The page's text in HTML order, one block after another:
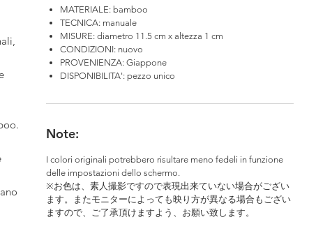
MATERIALE: bamboo
TECNICA: manuale
MISURE: diametro 11.5 cm x altezza 1 cm
CONDIZIONI: nuovo
PROVENIENZA: Giappone
DISPONIBILITA': pezzo unico
Note:
I colori originali potrebbero risultare meno fedeli in funzione
delle impostazioni dello schermo.
※お色は、素人撮影ですので表現出来ていない場合がござい
ます。またモニターによっても映り方が異なる場合もござい
ますので、ご了承頂けますよう、お願い致します。